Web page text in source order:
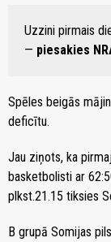
Uzzini pirmais
— piesakies
Spēles beigās
deficītu.
Jau ziņots, ka
basketbolisti ar
plkst.21.15 tiksies
B grupā Somijas